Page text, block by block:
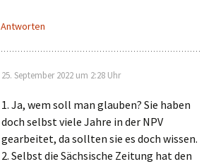
Antworten
25. September 2022 um 2:28 Uhr
1. Ja, wem soll man glauben? Sie haben
doch selbst viele Jahre in der NPV
gearbeitet, da sollten sie es doch wissen.
2. Selbst die Sächsische Zeitung hat den